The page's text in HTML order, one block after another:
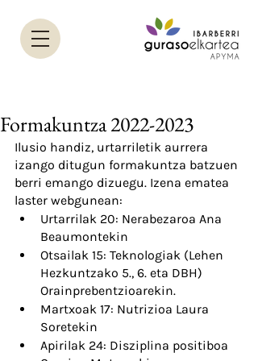
Formakuntza 2022-2023
Ilusio handiz, urtarriletik aurrera
izango ditugun formakuntza batzuen
berri emango dizuegu. Izena ematea
laster webgunean:
Urtarrilak 20: Nerabezaroa Ana
Beaumontekin
Otsailak 15: Teknologiak (Lehen
Hezkuntzako 5., 6. eta DBH)
Orainprebentzioarekin.
Martxoak 17: Nutrizioa Laura
Soretekin
Apirilak 24: Disziplina positiboa